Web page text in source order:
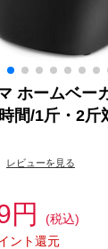
ホームベー
間/1斤・2
レビューを見る
円
(税込)
ント還元